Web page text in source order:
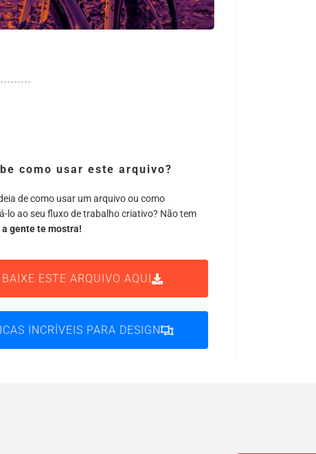
como usar este arquivo?
de como usar um arquivo ou como
lo ao seu fluxo de trabalho criativo? Não tem
a gente te mostra!
BAIXE ESTE ARQUIVO AQUI
INCRÍVEIS PARA DESIGN